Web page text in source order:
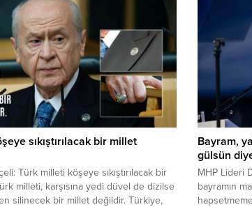
sıkıştırılacak bir millet
Türk milleti köşeye sıkıştırılacak bir
milleti, karşısına yedi düvel de dizilse
silinecek bir millet değildir. Türkiye,
Bayram,
gülsün
MHP Lideri
bayramın